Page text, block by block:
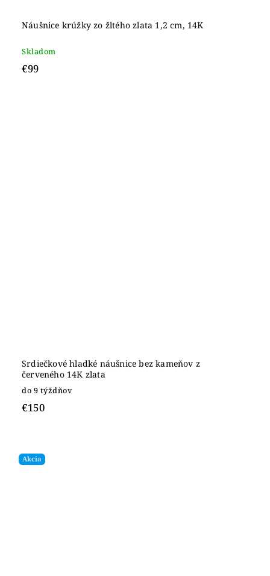
Náušnice krúžky zo žltého zlata 1,2 cm, 14K
Skladom
€99
Srdiečkové hladké náušnice bez kameňov z
červeného 14K zlata
do 9 týždňov
€150
Akcia